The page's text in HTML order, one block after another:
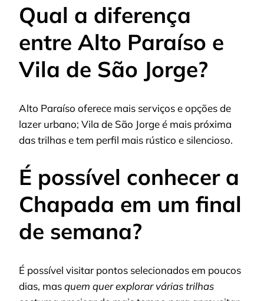
Qual a diferença
entre Alto Paraíso e
Vila de São Jorge?
Alto Paraíso oferece mais serviços e opções de
lazer urbano; Vila de São Jorge é mais próxima
das trilhas e tem perfil mais rústico e silencioso.
É possível conhecer a
Chapada em um final
de semana?
É possível visitar pontos selecionados em poucos
dias, masquem quer explorar várias trilhas